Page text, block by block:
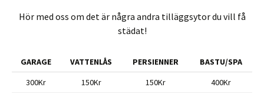
Hör med oss om det är några andra tilläggsytor du vill få
städat!
GARAGE VATTENLÅS PERSIENNER
BASTU/SPA
300Kr
150Kr 150Kr 400Kr